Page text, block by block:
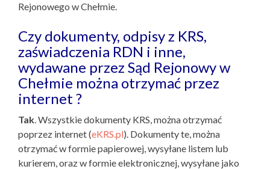
Rejonowego w Chełmie.
Czy dokumenty, odpisy z KRS,
zaświadczenia RDN i inne,
wydawane przez Sąd Rejonowy w
Chełmie można otrzymać przez
internet ?
Tak. Wszystkie dokumenty KRS, można otrzymać
poprzez internet (eKRS.pl). Dokumenty te, można
otrzymać w formie papierowej, wysyłane listem lub
kurierem, oraz w formie elektronicznej, wysyłane jako